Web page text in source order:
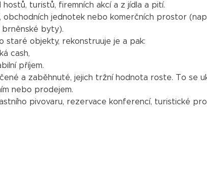
turistů, firemních akcí a z jídla a pití.
obchodních jednotek nebo komerčních prostor
brněnské byty).
staré objekty, rekonstruuje je a pak:
cash,
příjem.
a zaběhnuté, jejich tržní hodnota roste. To se
nebo prodejem.
pivovaru, rezervace konferencí, turistické